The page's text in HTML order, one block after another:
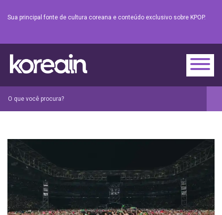
Sua principal fonte de cultura coreana e conteúdo exclusivo sobre KPOP.